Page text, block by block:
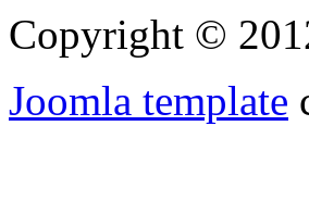
Copyright ©
Joomla template